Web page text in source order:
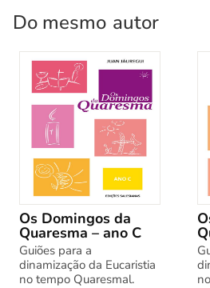
Do mesmo autor
Os Domingos da
Quaresma – ano C
Guiões para a
dinamização da Eucaristia
no tempo Quaresmal.